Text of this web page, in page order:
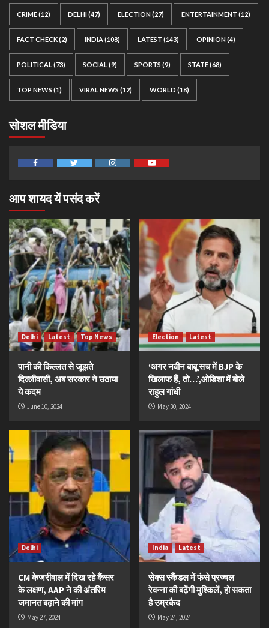
CRIME(12) DELHI(47) ELECTION(27) ENTERTAINMENT (12)
FACT CHECK(2) INDIA(108) LATEST (143) OPINION(4)
POLITICAL (73) SOCIAL (9) SPORTS (9) STATE(68)
TOP NEWS (1) VIRAL NEWS (12) WORLD (18)
सोशल मीडिया
आप शायद यें पसंद करें
Delhi Latest Top News
पानी की किल्लत से जूझते
दिल्लीवासी, अब सरकार ने उठाया
ये कदम
June 10, 2024
Election Latest
‘अगर नवीन बाबू सच में BJP के
खिलाफ हैं, तो…’,ओडिशा में बोले
राहुल गांधी
May 30, 2024
Delhi
CM केजरीवाल में दिख रहे कैंसर
के लक्षण, AAP ने की अंतरिम
जमानत बढ़ाने की मांग
May 27, 2024
India Latest
सेक्स स्कैंडल में फंसे प्रज्वल
रेवन्ना की बढ़ेंगी मुश्किलें, हो सकता
है उम्रकैद
May 24, 2024